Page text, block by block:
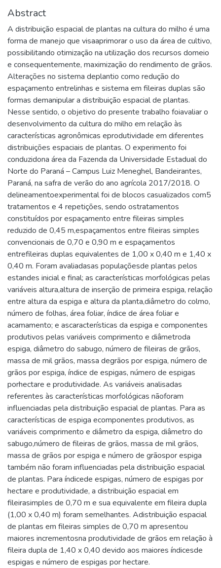
Abstract
A distribuição espacial de plantas na cultura do milho é uma
forma de manejo que visaaprimorar o uso da área de cultivo,
possibilitando otimização na utilização dos recursos domeio
e consequentemente, maximização do rendimento de grãos.
Alterações no sistema deplantio como redução do
espaçamento entrelinhas e sistema em fileiras duplas são
formas demanipular a distribuição espacial de plantas.
Nesse sentido, o objetivo do presente trabalho foiavaliar o
desenvolvimento da cultura do milho em relação às
características agronômicas eprodutividade em diferentes
distribuições espaciais de plantas. O experimento foi
conduzidona área da Fazenda da Universidade Estadual do
Norte do Paraná – Campus Luiz Meneghel, Bandeirantes,
Paraná, na safra de verão do ano agrícola 2017/2018. O
delineamentoexperimental foi de blocos casualizados com5
tratamentos e 4 repetições, sendo ostratamentos
constituídos por espaçamento entre fileiras simples
reduzido de 0,45 m,espaçamentos entre fileiras simples
convencionais de 0,70 e 0,90 m e espaçamentos
entrefileiras duplas equivalentes de 1,00 x 0,40 m e 1,40 x
0,40 m. Foram avaliadasas populaçõesde plantas pelos
estandes inicial e final; as características morfológicas pelas
variáveis altura,altura de inserção de primeira espiga, relação
entre altura da espiga e altura da planta,diâmetro do colmo,
número de folhas, área foliar, índice de área foliar e
acamamento; e ascaracterísticas da espiga e componentes
produtivos pelas variáveis comprimento e diâmetroda
espiga, diâmetro do sabugo, número de fileiras de grãos,
massa de mil grãos, massa degrãos por espiga, número de
grãos por espiga, índice de espigas, número de espigas
porhectare e produtividade. As variáveis analisadas
referentes às características morfológicas nãoforam
influenciadas pela distribuição espacial de plantas. Para as
características de espiga ecomponentes produtivos, as
variáveis comprimento e diâmetro da espiga, diâmetro do
sabugo,número de fileiras de grãos, massa de mil grãos,
massa de grãos por espiga e número de grãospor espiga
também não foram influenciadas pela distribuição espacial
de plantas. Para índicede espigas, número de espigas por
hectare e produtividade, a distribuição espacial em
fileirasimples de 0,70 m e sua equivalente em fileira dupla
(1,00 x 0,40 m) foram semelhantes. Adistribuição espacial
de plantas em fileiras simples de 0,70 m apresentou
maiores incrementosna produtividade de grãos em relação à
fileira dupla de 1,40 x 0,40 devido aos maiores índicesde
espigas e número de espigas por hectare.